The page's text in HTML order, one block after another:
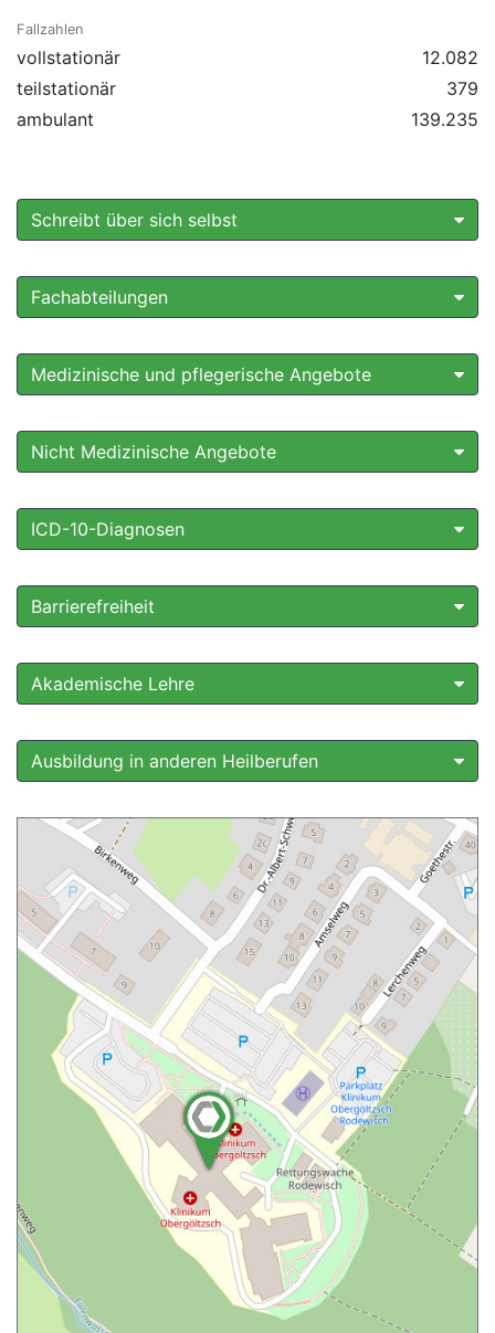
Fallzahlen
vollstationär
12.082
teilstationär
379
ambulant
139.235
Schreibt über sich selbst
Fachabteilungen
Medizinische und pflegerische Angebote
Nicht Medizinische Angebote
ICD-10-Diagnosen
Barrierefreiheit
Akademische Lehre
Ausbildung in anderen Heilberufen